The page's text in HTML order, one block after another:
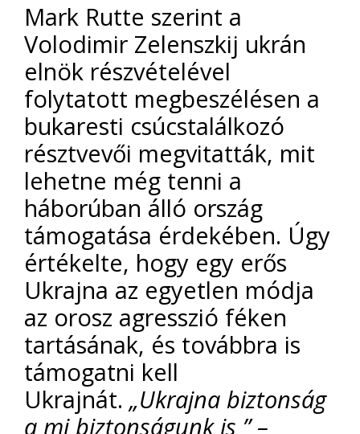
Mark Rutte szerint a
Volodimir Zelenszkij ukrán
elnök részvételével
folytatott megbeszélésen a
bukaresti csúcstalálkozó
résztvevői megvitatták, mit
lehetne még tenni a
háborúban álló ország
támogatása érdekében. Úgy
értékelte, hogy egy erős
Ukrajna az egyetlen módja
az orosz agresszió féken
tartásának, és továbbra is
támogatni kell
Ukrajnát. „Ukrajna biztonság
a mi biztonságunk is ” –